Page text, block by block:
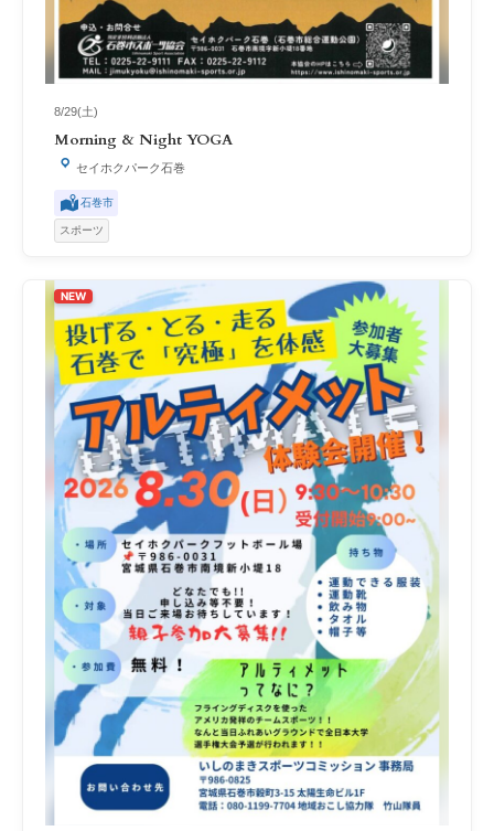
8/29(土)
Morning & Night YOGA
セイホクパーク石巻
石巻市
スポーツ
NEW